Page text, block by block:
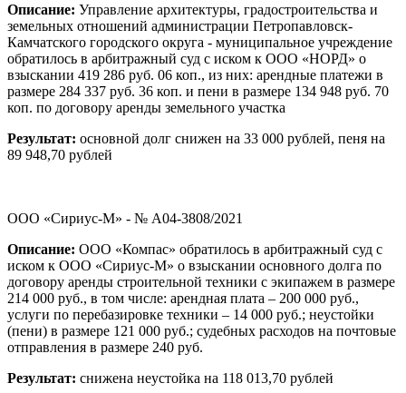
Описание: Управление архитектуры, градостроительства и
земельных отношений администрации Петропавловск-
Камчатского городского округа - муниципальное учреждение
обратилось в арбитражный суд с иском к ООО «НОРД» о
взыскании 419 286 руб. 06 коп., из них: арендные платежи в
размере 284 337 руб. 36 коп. и пени в размере 134 948 руб. 70
коп. по договору аренды земельного участка
Результат: основной долг снижен на 33 000 рублей, пеня на
89 948,70 рублей
ООО «Сириус-М» - № А04-3808/2021
Описание: ООО «Компас» обратилось в арбитражный суд с
иском к ООО «Сириус-М» о взыскании основного долга по
договору аренды строительной техники с экипажем в размере
214 000 руб., в том числе: арендная плата – 200 000 руб.,
услуги по перебазировке техники – 14 000 руб.; неустойки
(пени) в размере 121 000 руб.; судебных расходов на почтовые
отправления в размере 240 руб.
Результат: снижена неустойка на 118 013,70 рублей